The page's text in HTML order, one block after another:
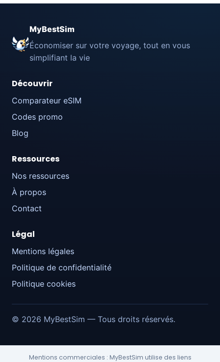
MyBestSim
Économiser sur votre voyage, tout en vous
simplifiant la vie
Découvrir
Comparateur eSIM
Codes promo
Blog
Ressources
Nos ressources
À propos
Contact
Légal
Mentions légales
Politique de confidentialité
Politique cookies
© 2026 MyBestSim — Tous droits réservés.
Mentions commerciales : MyBestSim utilise des liens